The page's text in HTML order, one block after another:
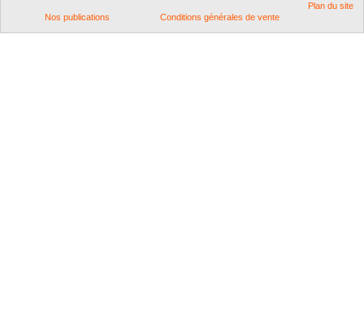
Nos publications Conditions générales de vente
Plan du site